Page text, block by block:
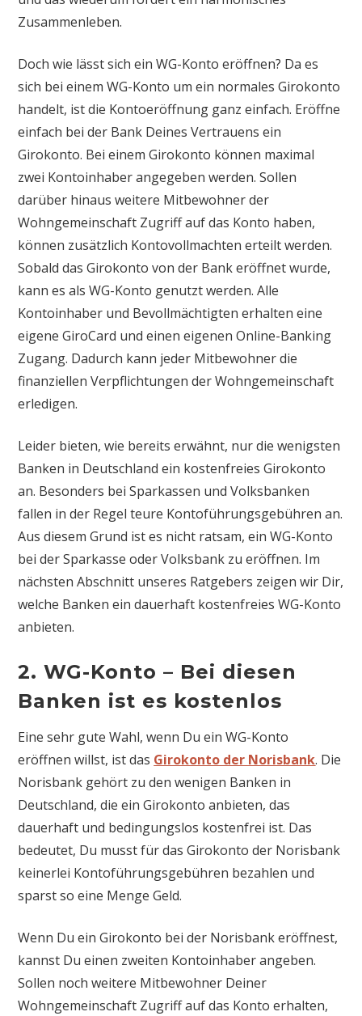
Zusammenleben.
Doch wie lässt sich ein WG-Konto eröffnen? Da es
sich bei einem WG-Konto um ein normales Girokonto
handelt, ist die Kontoeröffnung ganz einfach. Eröffne
einfach bei der Bank Deines Vertrauens ein
Girokonto. Bei einem Girokonto können maximal
zwei Kontoinhaber angegeben werden. Sollen
darüber hinaus weitere Mitbewohner der
Wohngemeinschaft Zugriff auf das Konto haben,
können zusätzlich Kontovollmachten erteilt werden.
Sobald das Girokonto von der Bank eröffnet wurde,
kann es als WG-Konto genutzt werden. Alle
Kontoinhaber und Bevollmächtigten erhalten eine
eigene GiroCard und einen eigenen Online-Banking
Zugang. Dadurch kann jeder Mitbewohner die
finanziellen Verpflichtungen der Wohngemeinschaft
erledigen.
Leider bieten, wie bereits erwähnt, nur die wenigsten
Banken in Deutschland ein kostenfreies Girokonto
an. Besonders bei Sparkassen und Volksbanken
fallen in der Regel teure Kontoführungsgebühren an.
Aus diesem Grund ist es nicht ratsam, ein WG-Konto
bei der Sparkasse oder Volksbank zu eröffnen. Im
nächsten Abschnitt unseres Ratgebers zeigen wir Dir,
welche Banken ein dauerhaft kostenfreies WG-Konto
anbieten.
2. WG-Konto – Bei diesen
Banken ist es kostenlos
Eine sehr gute Wahl, wenn Du ein WG-Konto
eröffnen willst, ist das Girokonto der Norisbank. Die
Norisbank gehört zu den wenigen Banken in
Deutschland, die ein Girokonto anbieten, das
dauerhaft und bedingungslos kostenfrei ist. Das
bedeutet, Du musst für das Girokonto der Norisbank
keinerlei Kontoführungsgebühren bezahlen und
sparst so eine Menge Geld.
Wenn Du ein Girokonto bei der Norisbank eröffnest,
kannst Du einen zweiten Kontoinhaber angeben.
Sollen noch weitere Mitbewohner Deiner
Wohngemeinschaft Zugriff auf das Konto erhalten,